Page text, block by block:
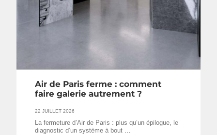
Air de Paris ferme : comment
faire galerie autrement ?
22 JUILLET 2026
La fermeture d’Air de Paris : plus qu’un épilogue, le
diagnostic d’un système à bout …